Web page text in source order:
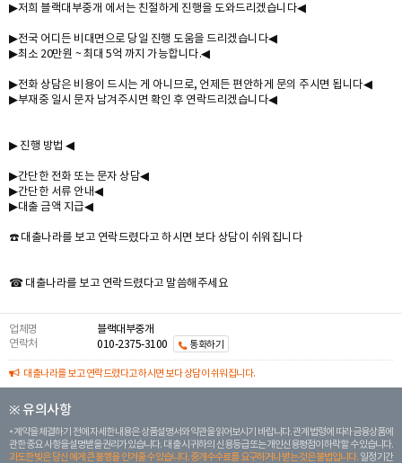
▶저희 블랙대부중개 에서는 친절하게 진행을 도와드리겠습니다◀
▶전국 어디든 비대면으로 당일 진행 도움을 드리겠습니다◀
▶최소 20만원 ~ 최대 5억 까지 가능합니다.◀
▶전화 상담은 비용이 드시는 게 아니므로, 언제든 편안하게 문의 주시면 됩니다◀
▶부재중 일시 문자 남겨주시면 확인 후 연락드리겠습니다◀
▶ 진행 방법 ◀
▶간단한 전화 또는 문자 상담◀
▶간단한 서류 안내◀
▶대출 금액 지급◀
☎️ 대출나라를 보고 연락드렸다고 하시면 보다 상담이 쉬워집니다
☎ 대출나라를 보고 연락드렸다고 말씀해주세요
업체명
블랙대부중개
연락처
010-2375-3100 통화하기
대출나라를 보고 연락드렸다고 하시면 보다 상담이 쉬워집니다.
※ 유의사항
계약을 체결하기 전에 자세한 내용은 상품설명서와 약관을 읽어보시기 바랍니다. 관계 법령에 따라 금융상품에
관한 중요 사항을 설명받을 권리가 있습니다. 대 출 시 귀하의 신용등급 또는 개인신용평점이 하락할 수 있습니다.
과도한 빚은 당신 에게 큰 불행을 안겨줄 수 있습니다. 중개수수료를 요구하거나 받는 것은 불법입니다. 일정 기간